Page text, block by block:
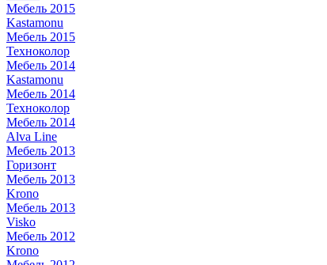
Мебель 2015
Kastamonu
Мебель 2015
Техноколор
Мебель 2014
Kastamonu
Мебель 2014
Техноколор
Мебель 2014
Alva Line
Мебель 2013
Горизонт
Мебель 2013
Krono
Мебель 2013
Visko
Мебель 2012
Krono